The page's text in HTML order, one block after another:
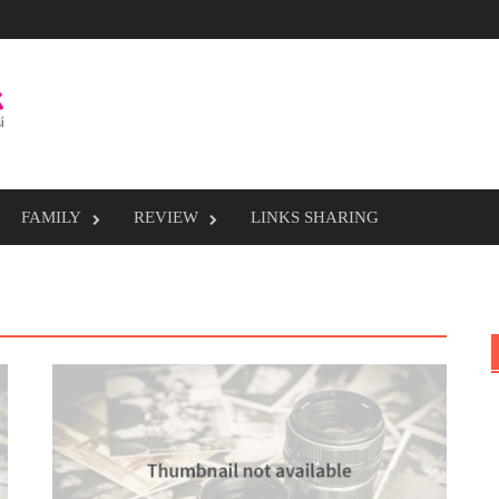
FAMILY REVIEW LINKS SHARING